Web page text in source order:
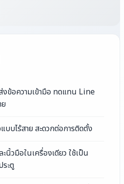
ข้อความเข้ามือ ทดแทน Line
บไร้สาย สะดวกต่อการติดตั้ง
วมือในเครื่องเดียว ใช้เป็น
ะตู